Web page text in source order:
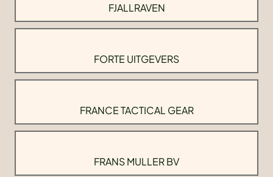
FJALLRAVEN
FORTE UITGEVERS
FRANCE TACTICAL GEAR
FRANS MULLER BV